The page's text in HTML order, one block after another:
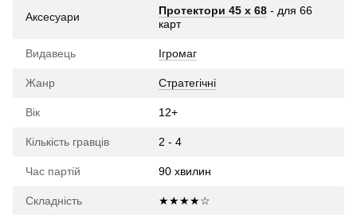
Аксесуари Протектори 45 x 68 - для 66
карт
Видавець Ігромаг
Жанр Стратегічні
Вік 12+
Кількість гравців 2 - 4
Час партій 90 хвилин
Складність ★★★★☆